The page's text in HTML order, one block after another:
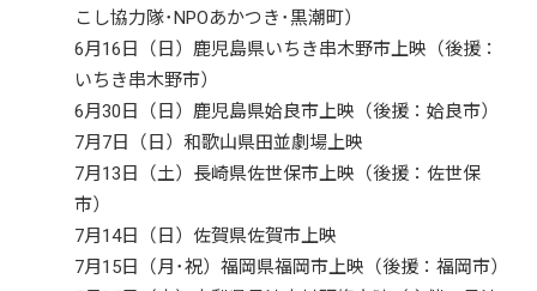
こし協力隊･NPOあかつき･黒潮町）
6月16日（日）鹿児島県いちき串木野市上映（後援：
いちき串木野市）
6月30日（日）鹿児島県姶良市上映（後援：姶良市）
7月7日（日）和歌山県田並劇場上映
7月13日（土）長崎県佐世保市上映（後援：佐世保
市）
7月14日（日）佐賀県佐賀市上映
7月15日（月･祝）福岡県福岡市上映（後援：福岡市）